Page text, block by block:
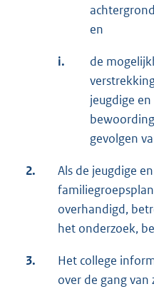
en
i.
de
jeugdige
gevolgen
2.
Als de jeugdige
overhandigd,
het onderzoek,
3.
Het college
over de gang